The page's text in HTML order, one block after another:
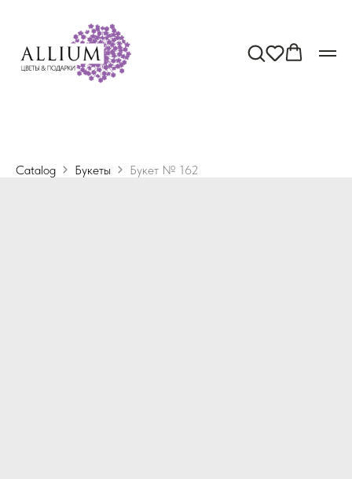
Catalog Букеты Букет № 162